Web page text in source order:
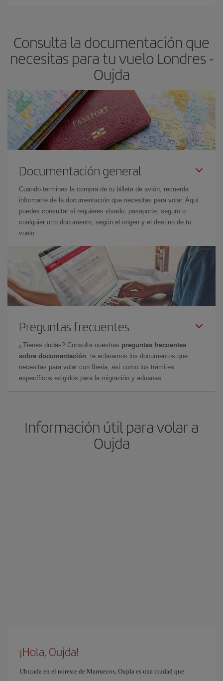
Consulta la documentación que
necesitas para tu vuelo Londres -
Oujda
Documentación general
Cuando termines la compra de tu billete de avión, recuerda
informarte de la documentación que necesitas para volar. Aquí
puedes consultar si requieres visado, pasaporte, seguro o
cualquier otro documento, según el origen y el destino de tu
vuelo.
Preguntas frecuentes
¿Tienes dudas? Consulta nuestras preguntas frecuentes
sobre documentación: te aclaramos los documentos que
necesitas para volar con Iberia, así como los trámites
específicos exigidos para la migración y aduanas.
Información útil para volar a
Oujda
¡Hola, Oujda!
Ubicada en el noreste de Marruecos, Oujda es una ciudad que